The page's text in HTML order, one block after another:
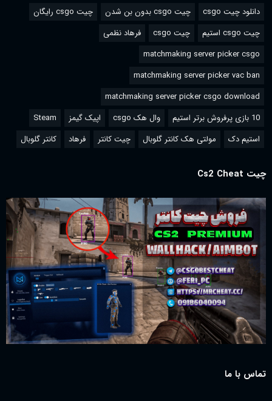
دانلود چیت csgo چیت csgo بدون بن شدن
چیت csgo رایگان
چیت csgo استیم
چیت csgo
فرهاد نظمی
matchmaking server picker csgo
matchmaking server picker vac ban
matchmaking server picker csgo download
10 بازی پرفروش برتر استیم
وال هک csgo اپیک گیمز
Steam
استیم دک
مولتی هک کانتر گلوبال چیت کانتر فرهاد کانتر گلوبال
چیت Cs2 Cheat
تماس با ما